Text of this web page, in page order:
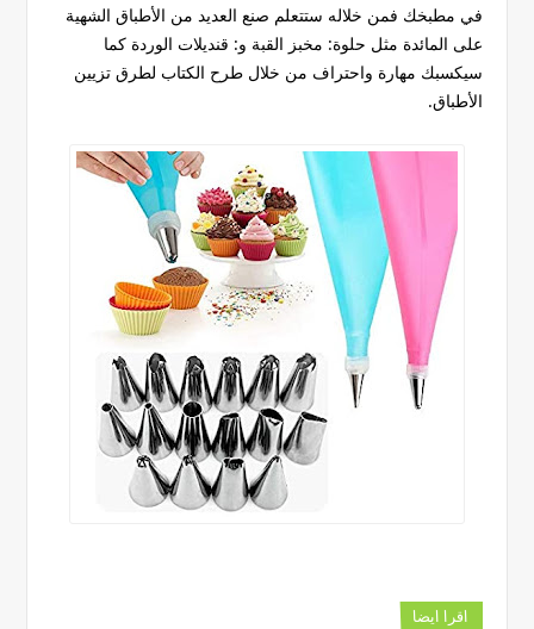
في مطبخك فمن خلاله ستتعلم صنع العديد من الأطباق الشهية
على المائدة مثل حلوة: مخبز القبة و: قنديلات الوردة كما
سيكسبك مهارة واحتراف من خلال طرح الكتاب لطرق تزيين
الأطباق.
اقرا ايضا